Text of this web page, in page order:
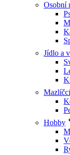
Osobní
Jídlo a
Mazlíčci
Hobby